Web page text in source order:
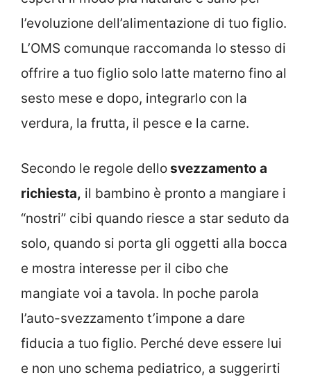
l’evoluzione dell’alimentazione di tuo figlio.
L’OMS comunque raccomanda lo stesso di
offrire a tuo figlio solo latte materno fino al
sesto mese e dopo, integrarlo con la
verdura, la frutta, il pesce e la carne.
Secondo le regole dellosvezzamento a
richiesta, il bambino è pronto a mangiare i
“nostri” cibi quando riesce a star seduto da
solo, quando si porta gli oggetti alla bocca
e mostra interesse per il cibo che
mangiate voi a tavola. In poche parola
l’auto-svezzamento t’impone a dare
fiducia a tuo figlio. Perché deve essere lui
e non uno schema pediatrico, a suggerirti